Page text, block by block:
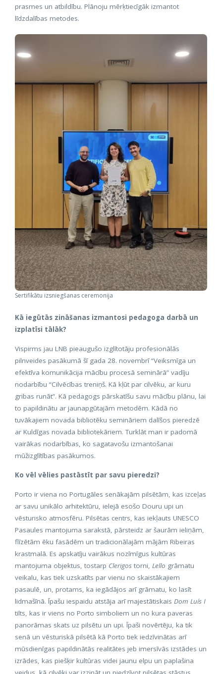
prasmes un atbildību. Plānoju mērķtiecīgāk izmantot
līdzdalības metodes.
Sertifikātu izsniegšanas ceremonija
Kā iegūtās zināšanas izmantosi pedagoga darbā un
izplatīsi tālāk?
Vispirms jau LNB pieaugušo izglītotāju profesionālās
pilnveides pasākumā šī gada 28. novembrī “Veiksmīga un
efektīva komunikācija mācību procesā seminārā” vadīju
nodarbību “Cilvēcības treniņš. Kā kļūt par cilvēku, ar kuru
gribas runāt”. Kā pedagogs pārskatīšu savu mācību plānu, lai
to papildinātu ar jaunapgūtajām metodēm. Kādā no
tuvākajiem novada bibliotēku semināriem dalīšos pieredzē
ar Kuldīgas novada bibliotekāriem. Turklāt man ir padomā
vairākas nodarbības, ko sagatavošu izmantošanai
mūžizglītības pasākumos.
Ko vēl vēlies pastāstīt par savu pieredzi?
Porto ir viena no Portugāles senākajām pilsētām, kas izceļas
ar savu unikālo arhitektūru, ielejā esošo Douru upi un
vēsturisko atmosfēru. Pilsētas centrs, kas iekļauts UNESCO
Pasaules mantojuma sarakstā, pārsteidz ar šaurām ieliņām,
flīzētām ēku fasādēm un tradicionālajām mājām Ribeiras
krastmalā. Es apskatīju vairākus nozīmīgus kultūras
mantojuma objektus, tostarp Clerigos torni, Lello grāmatu
veikalu, kas tiek uzskatīts par vienu no skaistākajiem
pasaulē, un, protams, ka iegādājos arī grāmatu, ko lasīt
lidmašīnā. Īpašu iespaidu atstāja arī majestātiskais Dom Luís I
tilts, kas ir viens no Porto simboliem un no kura paveras
panorāmas skats uz pilsētu un upi. Īpaši novērtēju, ka tik
senā un vēsturiskā pilsētā kā Porto tiek iedzīvinātas arī
mūsdienīgas papildinātās realitātes jeb imersīvās izstādes un
izrādes, kas piešķir kultūras videi jaunu elpu un paplašina